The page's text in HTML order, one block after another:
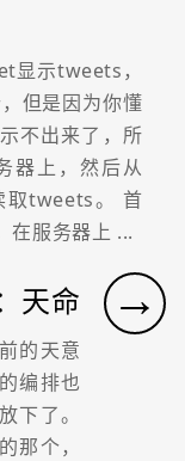
示tweets，
但是因为你懂
不出来了，所
器上，然后从
取tweets。 首
在服务器上 ...
→
天命
的天意
编排也
下了。
那个，